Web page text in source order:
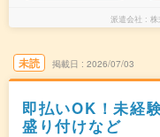
派遣会社
未読 掲載日 2026/07/03
即払いOK！未経
盛り付けなど